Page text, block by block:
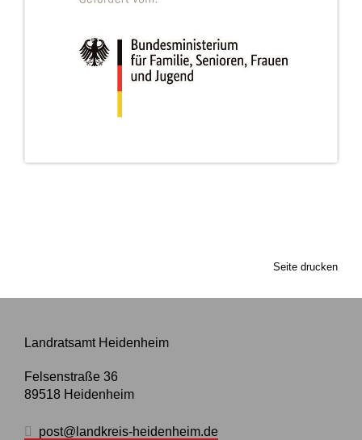
Seite drucken
Landratsamt Heidenheim
Felsenstraße 36
89518 Heidenheim
post@landkreis-heidenheim.de